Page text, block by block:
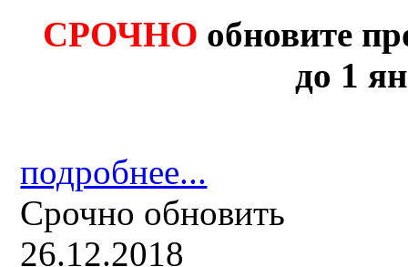
СРОЧНО обновите
до 1
подробнее...
Срочно обновить
26.12.2018